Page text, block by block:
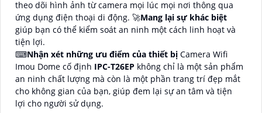
theo dõi hình ảnh từ camera mọi lúc mọi nơi thông qua
ứng dụng điện thoại di động. 🚀Mang lại sự khác biệt
giúp bạn có thể kiểm soát an ninh một cách linh hoạt và
tiện lợi.
⌨Nhận xét những ưu điểm của thiết bị Camera Wifi
Imou Dome cố định IPC-T26EP không chỉ là một sản phẩm
an ninh chất lượng mà còn là một phần trang trí đẹp mắt
cho không gian của bạn, giúp đem lại sự an tâm và tiện
lợi cho người sử dụng.